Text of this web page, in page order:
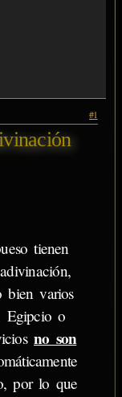
#1
tienen
bien varios
Egipcio o
no son
por lo que